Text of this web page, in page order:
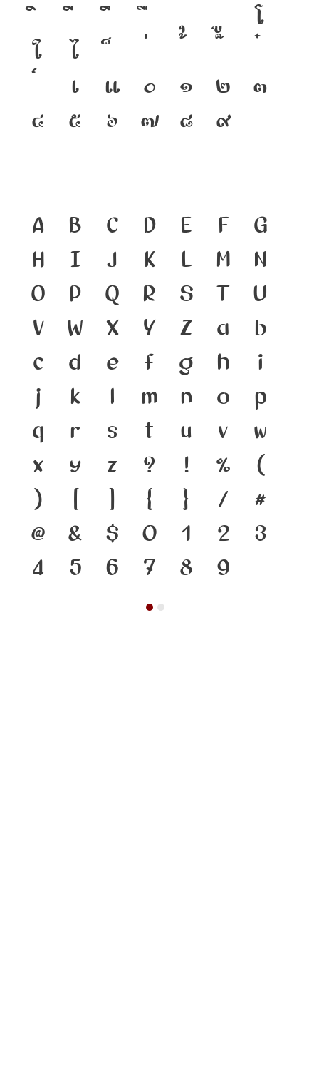
โ
ใ
ไ
เ
แ ๐ ๑ ๒
๓
๔
๕ ๖ ๗ ๘ ๙
A B C D E F
G
H
I J K L M
N
O
P Q R S T
U
V
W X Y Z a
b
c
d e f g h
i
j
k l m n o
p
q
r s t u v
w
x
y z ? ! %
(
)
[ ] { } /
#
@
& $ 0 1 2
3
4
5 6 7 8 9